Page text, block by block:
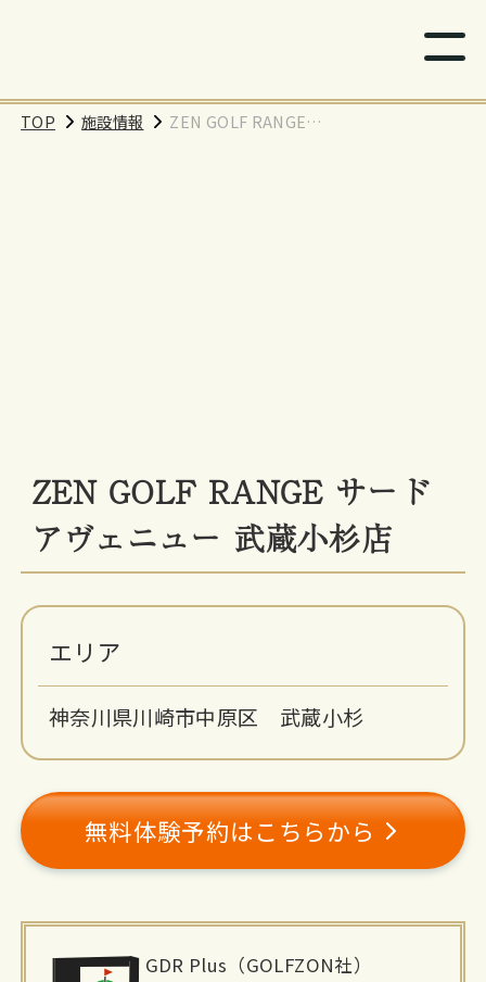
TOP 施設情報
ZEN GOLF RANGE
ZEN GOLF RANGE サード
アヴェニュー 武蔵小杉店
エリア
神奈川県川崎市中原区 武蔵小杉
無料体験予約はこちらから
GDR Plus（GOLFZON社）